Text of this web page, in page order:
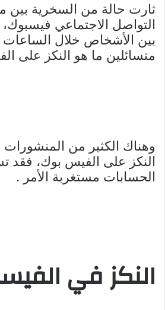
ثارت حالة من السخرية
التواصل الاجتماعي فيسبوك،
بين الأشخاص خلال الساعات
متسائلين ما هو النكز على
وهناك الكثير من
النكز على الفيس بوك، فقد
الحسابات مستغربة الأمر .
النكز في